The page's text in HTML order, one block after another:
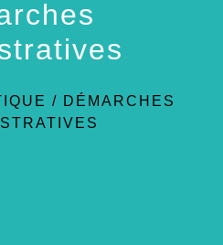
/ DÉMARCHES